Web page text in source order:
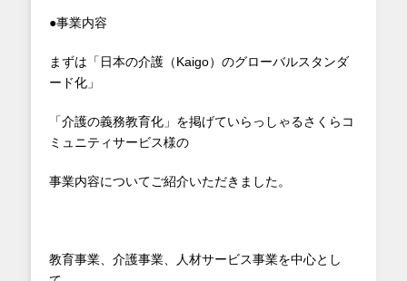
●事業内容
まずは「日本の介護（Kaigo）のグローバルスタンダ
ード化」
「介護の義務教育化」を掲げていらっしゃるさくらコ
ミュニティサービス様の
事業内容についてご紹介いただきました。
教育事業、介護事業、人材サービス事業を中心とし